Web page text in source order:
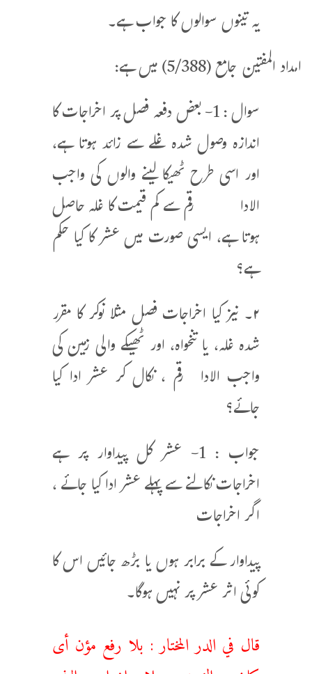
یہ تینوں سوالوں کا جواب ہے۔
امداد المفتین جامع (5/388) میں ہے:
سوال : 1- بعض دفعہ فصل پر اخراجات کا
اندازہ وصول شدہ غلے سے زائد ہوتا ہے،
اور اسی طرح ٹھیکا لینے والوں کی واجب
الادا رقم سے کم قیمت کا غلہ حاصل
ہوتا ہے، ایسی صورت میں عشر کا کیا حکم
ہے؟
۲۔ نیز کیا اخراجات فصل مثلا نوکر کا مقرر
شدہ غلہ، یا تنخواہ، اور ٹھیکے والی زمین کی
واجب الادا رقم ، نکال کر عشر ادا کیا
جائے؟
جواب : 1- عشر کل پیداوار پر ہے
اخراجات نکالنے سے پہلے عشر ادا کیا جائے ،
اگر اخراجات
پیداوار کے برابر ہوں یا بڑھ جائیں اس کا
کوئی اثر عشر پر نہیں ہوگا۔
قال في الدر المختار : بلا رفع مؤن أى